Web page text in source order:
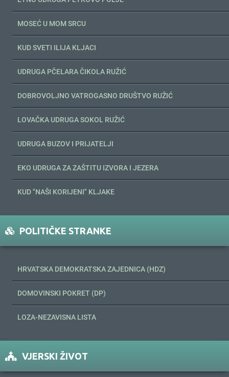
MOSEĆ U MOM SRCU
KUD SVETI ILIJA KLJACI
UDRUGA PČELARA ČIKOLA RUŽIĆ
DOBROVOLJNO VATROGASNO DRUŠTVO RUŽIĆ
LOVAČKA UDRUGA SOKOL RUŽIĆ
UDRUGA BUZOV I PRIJATELJI
EKO UDRUGA ZA ZAŠTITU IZVORA I JEZERA
KUD "NAŠI KORIJENI" KLJAKE
POLITIČKE STRANKE
HRVATSKA DEMOKRATSKA ZAJEDNICA (HDZ)
DOMOVINSKI POKRET (DP)
LOZA-NEZAVISNA LISTA
VJERSKI ŽIVOT